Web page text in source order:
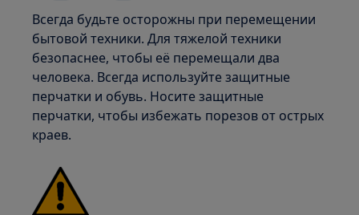
Всегда будьте осторожны при перемещении
бытовой техники. Для тяжелой техники
безопаснее, чтобы её перемещали два
человека. Всегда используйте защитные
перчатки и обувь. Носите защитные
перчатки, чтобы избежать порезов от острых
краев.